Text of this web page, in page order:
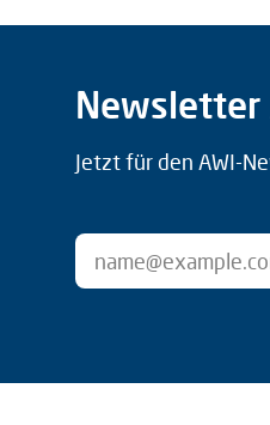
Newsletter
Jetzt für den AWI-